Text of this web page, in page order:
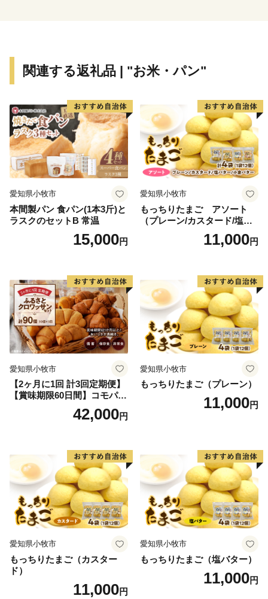
る、明宝。
町。
個性豊かな七郷(ななさと)が、あなたをお待ちしていま
す。
まずは返礼品で郡上の魅力をお楽しみいただき、その上
関連する返礼品 | "お米・パン"
愛知県小牧市
本間製パン 食パン(1本3斤)と
ラスクのセットB 常温
15,000円
愛知県小牧市
もっちりたまご アソート
（プレーン/カスタード/塩バ
ター/小倉バター）11,000円
愛知県小牧市
【2ヶ月に1回 計3回定期便】
【賞味期限60日間】コモパ
ン ふるさとクロワッサンセ
ット（計90個）／災害用備蓄
42,000円
愛知県小牧市
もっちりたまご（プレーン）
11,000円
愛知県小牧市
もっちりたまご（カスター
ド）
11,000円
愛知県小牧市
もっちりたまご（塩バター）
11,000円